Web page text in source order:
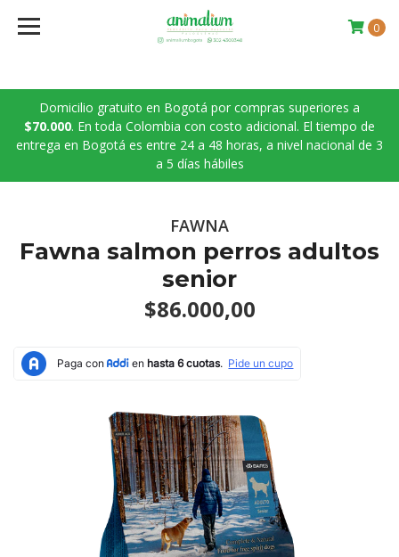
Domicilio gratuito en Bogotá por compras superiores a
$70.000. En toda Colombia con costo adicional. El tiempo de
entrega en Bogotá es entre 24 a 48 horas, a nivel nacional de 3
a 5 días hábiles
0
FAWNA
Fawna salmon perros adultos
senior
$86.000,00